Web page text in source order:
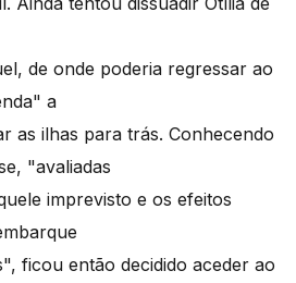
de onde poderia regressar ao
a
as ilhas para trás. Conhecendo
"avaliadas
imprevisto e os efeitos
ficou então decidido aceder ao